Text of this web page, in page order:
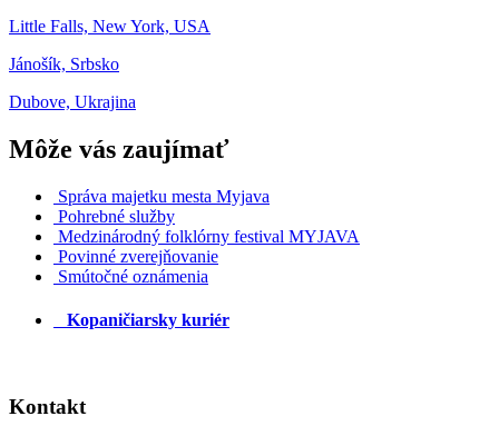
Little Falls, New York, USA
Jánošík, Srbsko
Dubove, Ukrajina
Môže vás zaujímať
Správa majetku mesta Myjava
Pohrebné služby
Medzinárodný folklórny festival MYJAVA
Povinné zverejňovanie
Smútočné oznámenia
Kopaničiarsky kuriér
Kontakt